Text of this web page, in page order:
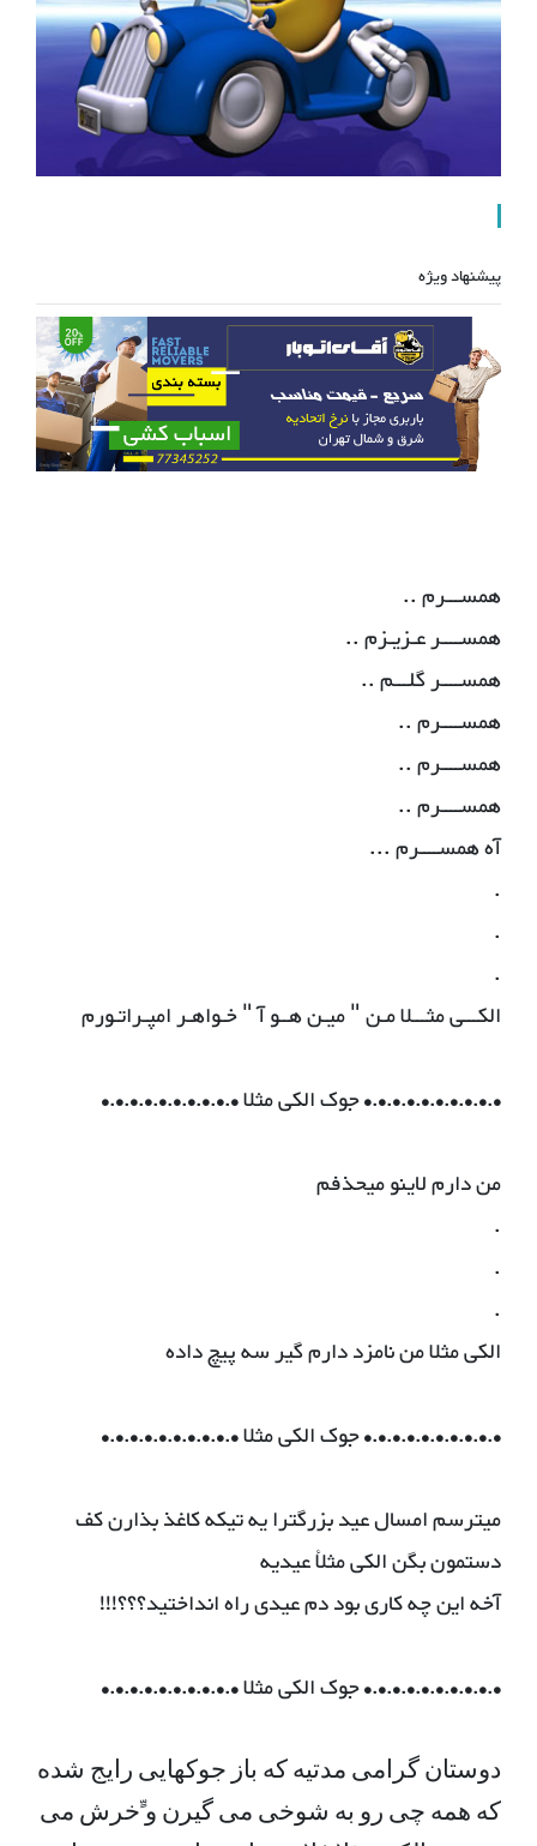
پیشنهاد ویژه
همســـرم ..
همســــر عـزیـزم ..
همســــر گلـــم ..
همســــرم ..
همســــرم ..
همســــرم ..
آه همســــرم ...
.
.
.
الکـــی مثـــلا مـن " میـن هــو آ " خـواهـر امپـراتـورم
•.•.•.•.•.•.•.•.•.• جوک الکی مثلا •.•.•.•.•.•.•.•.•.•
من دارم لاینو میحذفم
.
.
.
الکی مثلا من نامزد دارم گیر سه پیچ داده
•.•.•.•.•.•.•.•.•.• جوک الکی مثلا •.•.•.•.•.•.•.•.•.•
میترسم امسال عید بزرگترا یه تیکه کاغذ بذارن کف
دستمون بگن الکی مثلأ عیدیه
آخه این چه کاری بود دم عیدی راه انداختید؟؟؟!!!
•.•.•.•.•.•.•.•.•.• جوک الکی مثلا •.•.•.•.•.•.•.•.•.•
ﺩﻭﺳﺘﺎﻥ ﮔﺮﺍﻣﯽ ﻣﺪﺗﯿﻪ ﮐﻪ ﺑﺎﺯ ﺟﻮﮐﻬﺎﯾﯽ ﺭﺍﯾﺞ ﺷﺪﻩ
ﮐﻪ ﻫﻤﻪ ﭼﯽ ﺭﻭ ﺑﻪ ﺷﻮﺧﯽ ﻣﯽ ﮔﯿﺮﻥ ﻭ ﺁﺧﺮﺵ ﻣﯽ